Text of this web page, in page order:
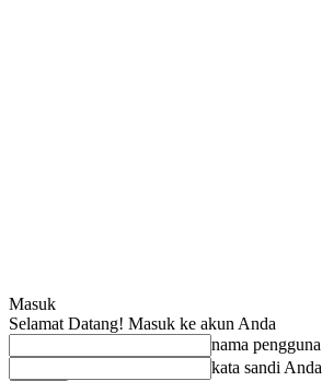
Masuk
Selamat Datang! Masuk ke akun Anda
nama pengguna
kata sandi Anda